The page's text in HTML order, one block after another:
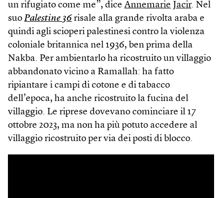
un rifugiato come me”, dice Annemarie Jacir. Nel
suo Palestine 36 risale alla grande rivolta araba e
quindi agli scioperi palestinesi contro la violenza
coloniale britannica nel 1936, ben prima della
Nakba. Per ambientarlo ha ricostruito un villaggio
abbandonato vicino a Ramallah: ha fatto
ripiantare i campi di cotone e di tabacco
dell’epoca, ha anche ricostruito la fucina del
villaggio. Le riprese dovevano cominciare il 17
ottobre 2023, ma non ha più potuto accedere al
villaggio ricostruito per via dei posti di blocco.